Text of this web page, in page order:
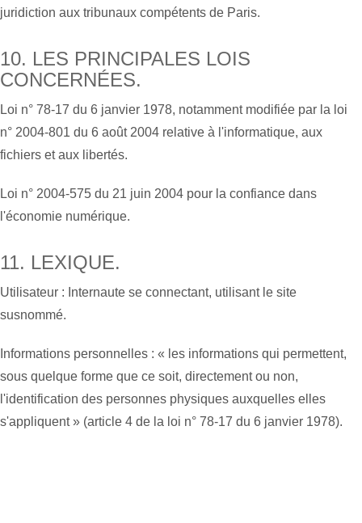
juridiction aux tribunaux compétents de Paris.
10. LES PRINCIPALES LOIS
CONCERNÉES.
Loi n° 78-17 du 6 janvier 1978, notamment modifiée par la loi
n° 2004-801 du 6 août 2004 relative à l'informatique, aux
fichiers et aux libertés.
Loi n° 2004-575 du 21 juin 2004 pour la confiance dans
l'économie numérique.
11. LEXIQUE.
Utilisateur : Internaute se connectant, utilisant le site
susnommé.
Informations personnelles : « les informations qui permettent,
sous quelque forme que ce soit, directement ou non,
l'identification des personnes physiques auxquelles elles
s'appliquent » (article 4 de la loi n° 78-17 du 6 janvier 1978).